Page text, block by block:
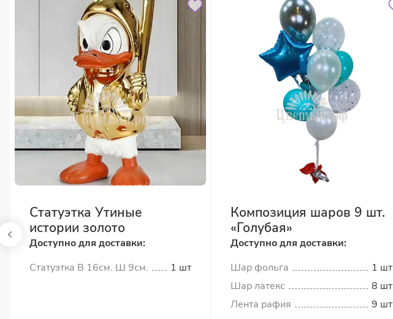
Статуэтка Утиные
истории золото
Доступно для доставки:
Статуэтка В 16см. Ш 9см.
1 шт
Композиция шаров 9 шт.
«Голубая»
Доступно для доставки:
Шар фольга
1 шт
Шар латекс
8 шт
Лента рафия
9 шт